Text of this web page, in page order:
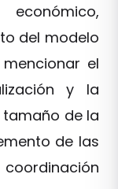
del modelo
el
y la
de la
de las